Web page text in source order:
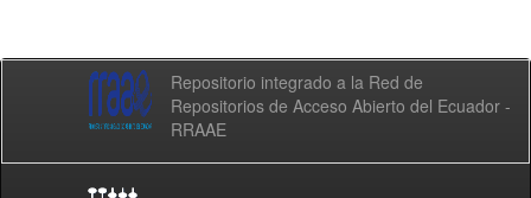
Repositorio integrado a la Red de
Repositorios de Acceso Abierto del Ecuador -
RRAAE